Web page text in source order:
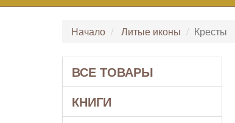
Начало Литые иконы Кресты
ВСЕ ТОВАРЫ
КНИГИ